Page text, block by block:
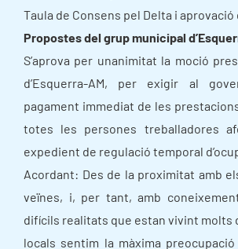
Taula de Consens pel Delta i aprovació
Propostes del grup municipal
S’aprova per unanimitat la moció
d’Esquerra-AM, per exigir al
pagament immediat de les
totes les persones treballadores
expedient de regulació temporal
Acordant: Des de la proximitat amb
veïnes, i, per tant, amb
difícils realitats que estan vivint molts
locals sentim la màxima